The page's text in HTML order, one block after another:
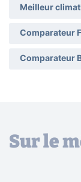
Meilleur
Comparateur
Comparateur
Sur le